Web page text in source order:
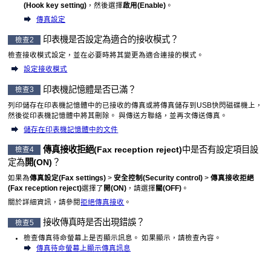
(Hook key setting) ，然後選擇啟用(Enable) 。
傳真設定
檢查2 印表機是否設定為適合的接收模式？
檢查接收模式設定，並在必要時將其變更為適合連接的模式。
設定接收模式
檢查3 印表機記憶體是否已滿？
列印儲存在印表機記憶體中的已接收的傳真或將傳真儲存到 USB快閃磁碟機上，
然後從印表機記憶體中將其刪除。
與傳送方聯絡，並再次傳送傳真。
儲存在印表機記憶體中的文件
檢查4 傳真接收拒絕(Fax reception reject)中是否有設定項目設
定為開(ON) ？
如果為傳真設定(Fax settings) >安全控制(Security control) >傳真接收拒絕
(Fax reception reject)選擇了 開(ON) ，請選擇 關(OFF) 。
關於詳細資訊，請參閱拒絕傳真接收 。
檢查5 接收傳真時是否出現錯誤？
檢查傳真待命螢幕上是否顯示訊息。
如果顯示，請檢查內容。
傳真待命螢幕上顯示傳真訊息